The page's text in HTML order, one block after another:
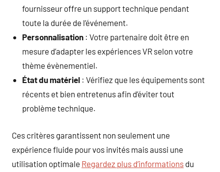
fournisseur offre un support technique pendant
toute la durée de l’événement.
Personnalisation : Votre partenaire doit être en
mesure d’adapter les expériences VR selon votre
thème évènementiel.
État du matériel : Vérifiez que les équipements sont
récents et bien entretenus afin d’éviter tout
problème technique.
Ces critères garantissent non seulement une
expérience fluide pour vos invités mais aussi une
utilisation optimale Regardez plus d’informations du